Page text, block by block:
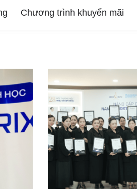
Chương trình khuyến mãi